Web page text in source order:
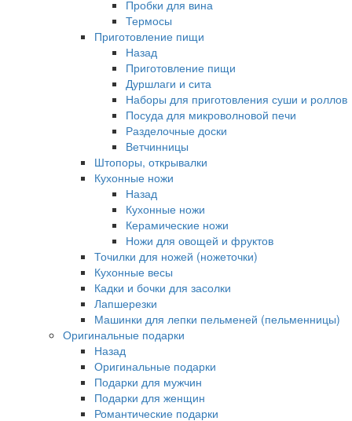
Пробки для вина
Термосы
Приготовление пищи
Назад
Приготовление пищи
Дуршлаги и сита
Наборы для приготовления суши и роллов
Посуда для микроволновой печи
Разделочные доски
Ветчинницы
Штопоры, открывалки
Кухонные ножи
Назад
Кухонные ножи
Керамические ножи
Ножи для овощей и фруктов
Точилки для ножей (ножеточки)
Кухонные весы
Кадки и бочки для засолки
Лапшерезки
Машинки для лепки пельменей (пельменницы)
Оригинальные подарки
Назад
Оригинальные подарки
Подарки для мужчин
Подарки для женщин
Романтические подарки